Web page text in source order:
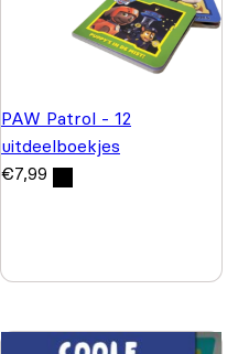
PAW Patrol - 12
uitdeelboekjes
€7,99